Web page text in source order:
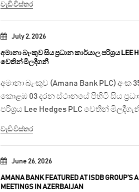
June 26, 2026
AMANA BANK FEATURED AT ISDB GROUP’S
MEETINGS IN AZERBAIJAN
July 2, 2026
අමානා බැංකුව සිය ප්‍රධාන කාර්යාල පරිශ්‍රය LEE
වෙතින් මිලදීගනී
අමානා බැංකුව (Amana Bank PLC) අංක
කොළඹ 03 දරන ස්ථානයේ පිහිටි සිය
පරිශ්‍රය Lee Hedges PLC වෙතින්
වැඩි විස්තර
වැඩි විස්තර